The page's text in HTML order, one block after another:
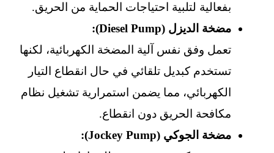
بفعالية لتلبية احتياجات الحماية من الحريق.
مضخة الديزل (Diesel Pump):
تعمل وفق نفس آلية المضخة الكهربائية، لكنها
تستخدم كبديل تلقائي في حال انقطاع التيار
الكهربائي، مما يضمن استمرارية تشغيل نظام
مكافحة الحريق دون انقطاع.
مضخة الجوكي (Jockey Pump):